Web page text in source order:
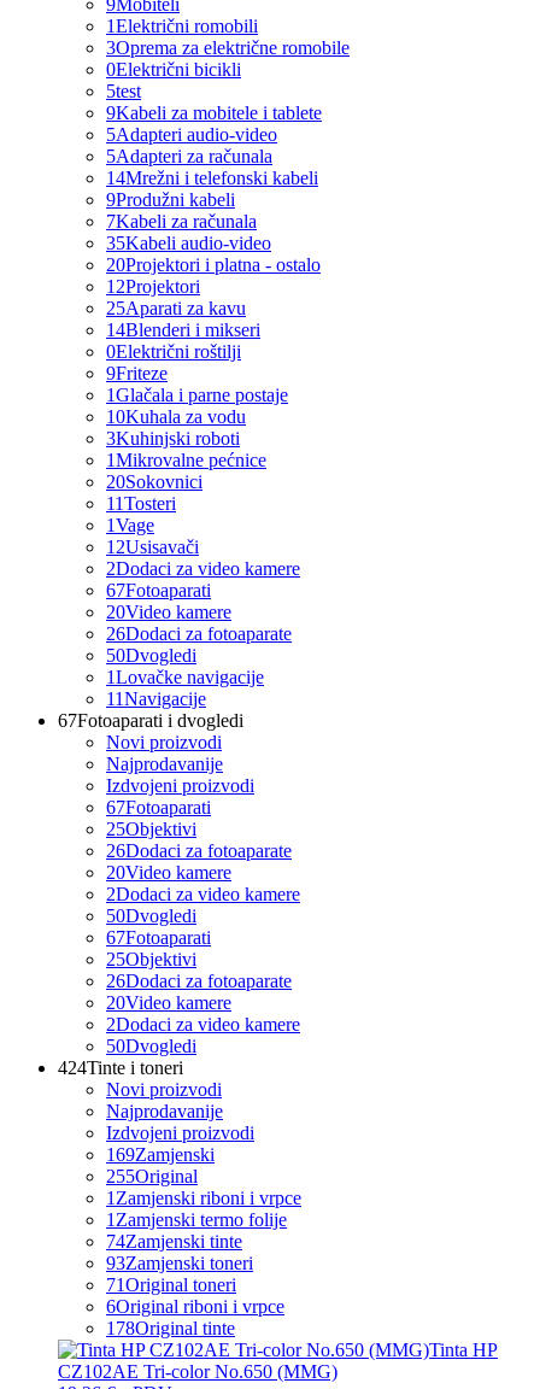
9Mobiteli
1Električni romobili
3Oprema za električne romobile
0Električni bicikli
5test
9Kabeli za mobitele i tablete
5Adapteri audio-video
5Adapteri za računala
14Mrežni i telefonski kabeli
9Produžni kabeli
7Kabeli za računala
35Kabeli audio-video
20Projektori i platna - ostalo
12Projektori
25Aparati za kavu
14Blenderi i mikseri
0Električni roštilji
9Friteze
1Glačala i parne postaje
10Kuhala za vodu
3Kuhinjski roboti
1Mikrovalne pećnice
20Sokovnici
11Tosteri
1Vage
12Usisavači
2Dodaci za video kamere
67Fotoaparati
20Video kamere
26Dodaci za fotoaparate
50Dvogledi
1Lovačke navigacije
11Navigacije
67Fotoaparati i dvogledi
Novi proizvodi
Najprodavanije
Izdvojeni proizvodi
67Fotoaparati
25Objektivi
26Dodaci za fotoaparate
20Video kamere
2Dodaci za video kamere
50Dvogledi
67Fotoaparati
25Objektivi
26Dodaci za fotoaparate
20Video kamere
2Dodaci za video kamere
50Dvogledi
424Tinte i toneri
Novi proizvodi
Najprodavanije
Izdvojeni proizvodi
169Zamjenski
255Original
1 Zamjenski riboni i vrpce
1 Zamjenski termo folije
74Zamjenski tinte
93Zamjenski toneri
71Original toneri
6Original riboni i vrpce
178Original tinte
Tinta HP
CZ102AE Tri-color No.650 (MMG)